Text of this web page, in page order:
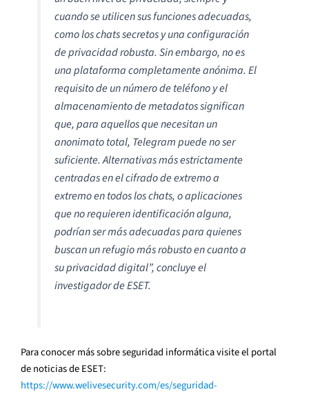
cuando se utilicen sus funciones adecuadas,
como los chats secretos y una configuración
de privacidad robusta. Sin embargo, no es
una plataforma completamente anónima. El
requisito de un número de teléfono y el
almacenamiento de metadatos significan
que, para aquellos que necesitan un
anonimato total, Telegram puede no ser
suficiente. Alternativas más estrictamente
centradas en el cifrado de extremo a
extremo en todos los chats, o aplicaciones
que no requieren identificación alguna,
podrían ser más adecuadas para quienes
buscan un refugio más robusto en cuanto a
su privacidad digital”,concluye el
investigador de ESET.
Para conocer más sobre seguridad informática visite el portal
de noticias de ESET:
https://www.welivesecurity.com/es/seguridad-